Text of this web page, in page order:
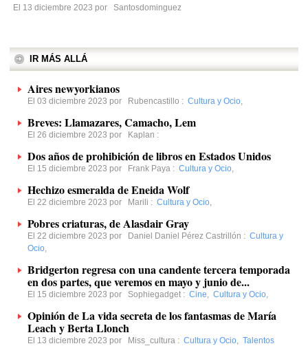
El 13 diciembre 2023 por
Santosdominguez
IR MÁS ALLÁ
Aires newyorkianos
El 03 diciembre 2023 por Rubencastillo : Cultura y Ocio,
Breves: Llamazares, Camacho, Lem
El 26 diciembre 2023 por Kaplan :
Dos años de prohibición de libros en Estados Unidos
El 15 diciembre 2023 por Frank Paya : Cultura y Ocio,
Hechizo esmeralda de Eneida Wolf
El 22 diciembre 2023 por Marili : Cultura y Ocio,
Pobres criaturas, de Alasdair Gray
El 22 diciembre 2023 por Daniel Daniel Pérez Castrillón : Cultura y
Ocio,
Bridgerton regresa con una candente tercera temporada
en dos partes, que veremos en mayo y junio de...
El 15 diciembre 2023 por Sophiegadget : Cine, Cultura y Ocio,
Opinión de La vida secreta de los fantasmas de María
Leach y Berta Llonch
El 13 diciembre 2023 por Miss_cultura : Cultura y Ocio, Talentos